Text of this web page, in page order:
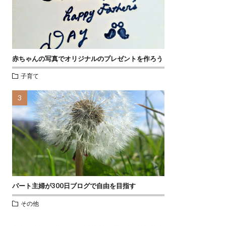
赤ちゃんの写真でオリジナルのプレゼントを作ろう
子育て
パート主婦が300日ブログで自由を目指す
その他